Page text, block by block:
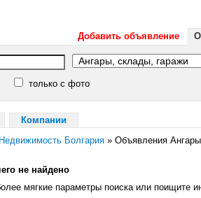
Добавить объявление
только с фото
Компании
Недвижимость Болгария » Объявления
не найдено
мягкие параметры поиска или поищите